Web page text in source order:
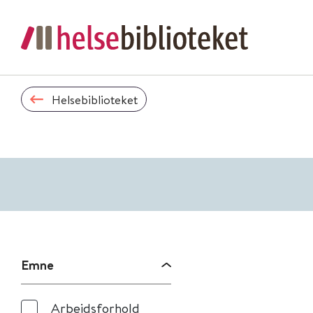
Helsebiblioteket
Emne
Arbeidsforhold